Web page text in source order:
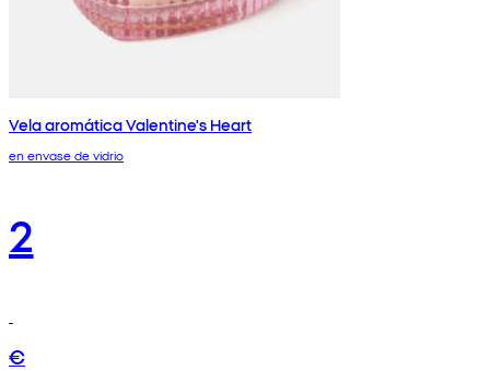
Vela aromática Valentine's Heart
en envase de vidrio
2
€